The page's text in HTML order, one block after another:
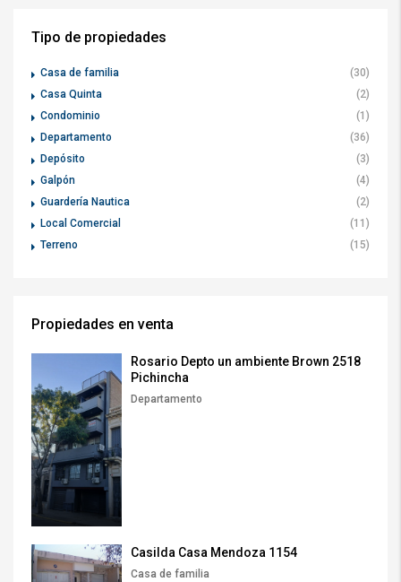
Tipo de propiedades
Casa de familia
(30)
Casa Quinta
(2)
Condominio
(1)
Departamento
(36)
Depósito
(3)
Galpón
(4)
Guardería Nautica
(2)
Local Comercial
(11)
Terreno
(15)
Propiedades en venta
Rosario Depto un ambiente Brown 2518
Pichincha
Departamento
Casilda Casa Mendoza 1154
Casa de familia